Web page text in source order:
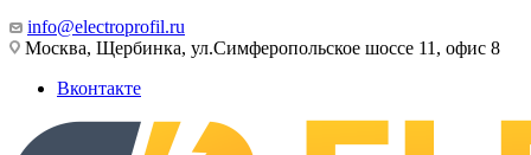
info@electroprofil.ru
Москва, Щербинка, ул.Симферопольское шоссе 11, офис 8
Вконтакте